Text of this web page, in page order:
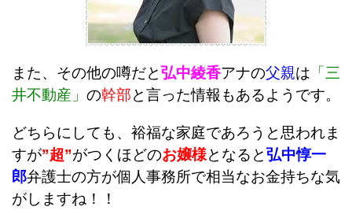
また、その他の噂だと弘中綾香アナの父親は 「三
井不動産」 の幹部と言った情報もあるようです。
どちらにしても、裕福な家庭であろうと思われま
すが”超”がつくほどのお嬢様となると弘中惇一
郎弁護士の方が個人事務所で相当なお金持ちな気
がしますね！！